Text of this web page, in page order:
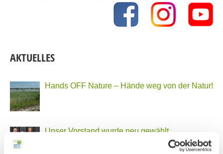
AKTUELLES
Hands OFF Nature – Hände weg von der Natur!
Unser Vorstand wurde neu gewählt